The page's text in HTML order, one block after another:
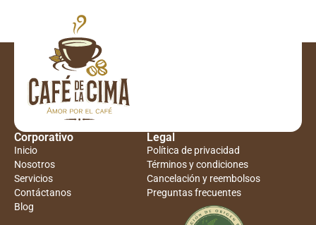
Corporativo
Inicio
Nosotros
Servicios
Contáctanos
Blog
Legal
Política de privacidad
Términos y condiciones
Cancelación y reembolsos
Preguntas frecuentes